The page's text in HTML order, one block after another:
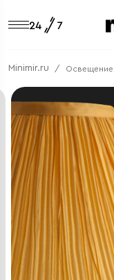
Minimir.ru Освещение